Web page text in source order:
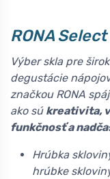
RONA
Výber skla pre
degustácie
značkou RONA
ako sú kreativita,
funkčnosť a
Hrúbka
hrúbke